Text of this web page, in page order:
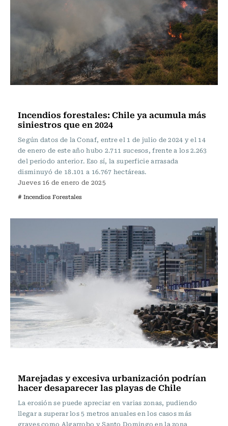
Incendios forestales: Chile ya acumula más
siniestros que en 2024
Según datos de la Conaf, entre el 1 de julio de 2024 y el 14
de enero de este año hubo 2.711 sucesos, frente a los 2.263
del periodo anterior. Eso sí, la superficie arrasada
disminuyó de 18.101 a 16.767 hectáreas.
Jueves 16 de enero de 2025
# Incendios Forestales
Marejadas y excesiva urbanización podrían
hacer desaparecer las playas de Chile
La erosión se puede apreciar en varias zonas, pudiendo
llegar a superar los 5 metros anuales en los casos más
graves como Algarrobo y Santo Domingo en la zona